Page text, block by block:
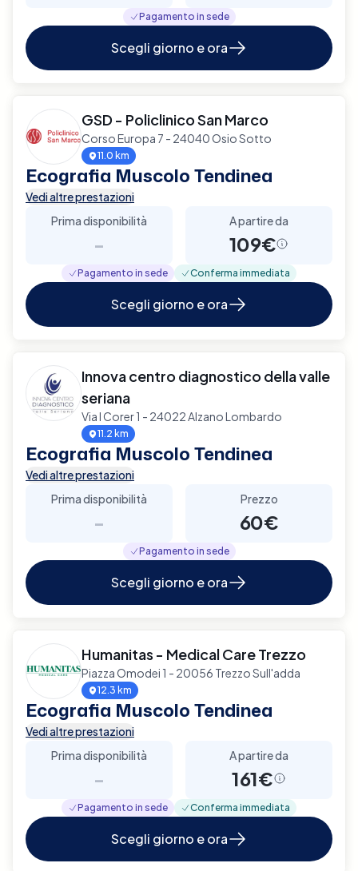
Pagamento in sede
Scegli giorno e ora
GSD - Policlinico San Marco
Corso Europa 7 - 24040 Osio Sotto
11.0 km
Ecografia Muscolo Tendinea
Vedi altre prestazioni
Prima disponibilità
-
A partire da
109€
Pagamento in sede Conferma immediata
Scegli giorno e ora
Innova centro diagnostico della valle
seriana
Via I Corer 1 - 24022 Alzano Lombardo
11.2 km
Ecografia Muscolo Tendinea
Vedi altre prestazioni
Prima disponibilità
-
Prezzo
60€
Pagamento in sede
Scegli giorno e ora
Humanitas - Medical Care Trezzo
Piazza Omodei 1 - 20056 Trezzo Sull'adda
12.3 km
Ecografia Muscolo Tendinea
Vedi altre prestazioni
Prima disponibilità
-
A partire da
161€
Pagamento in sede Conferma immediata
Scegli giorno e ora